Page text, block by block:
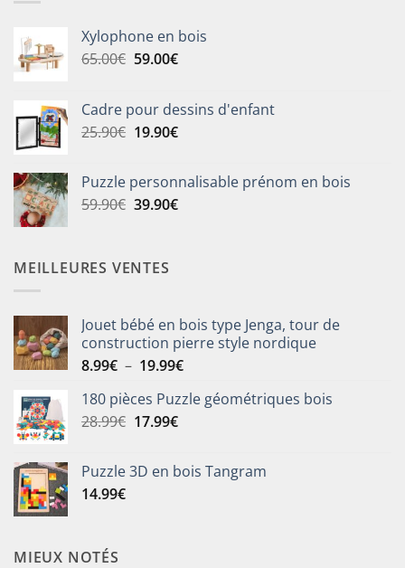
Xylophone en bois
65.00€ Le
était :
65.00€.
59.00€Le
est :
59.00€.
Cadre pour dessins d'enfant
25.90€ Le
était :
25.90€.
19.90€Le
est :
19.90€.
Puzzle personnalisable prénom en bois
59.90€ Le
était :
59.90€.
39.90€Le
MEILLEURES VENTES
Jouet bébé en bois type Jenga, tour de
construction pierre style nordique
8.99€ – 19.99€Plage
prix :
180 pièces Puzzle géométriques bois
28.99€ Le
était :
17.99€Le
est :
Puzzle 3D en bois Tangram
14.99€
MIEUX NOTÉS